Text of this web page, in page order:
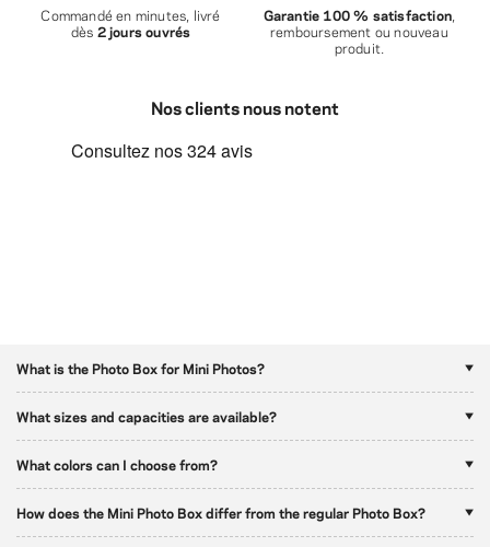
Commandé en minutes, livré
dès 2 jours ouvrés
Garantie 100 % satisfaction
remboursement ou nouveau
produit.
Nos clients nous notent
What is the Photo Box for Mini Photos?
What sizes and capacities are available?
What colors can I choose from?
How does the Mini Photo Box differ from the regular Photo Box?